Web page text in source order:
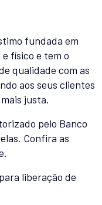
fundada em
físico e tem o
qualidade com as
aos seus clientes
justa.
pelo Banco
Confira as
para liberação de